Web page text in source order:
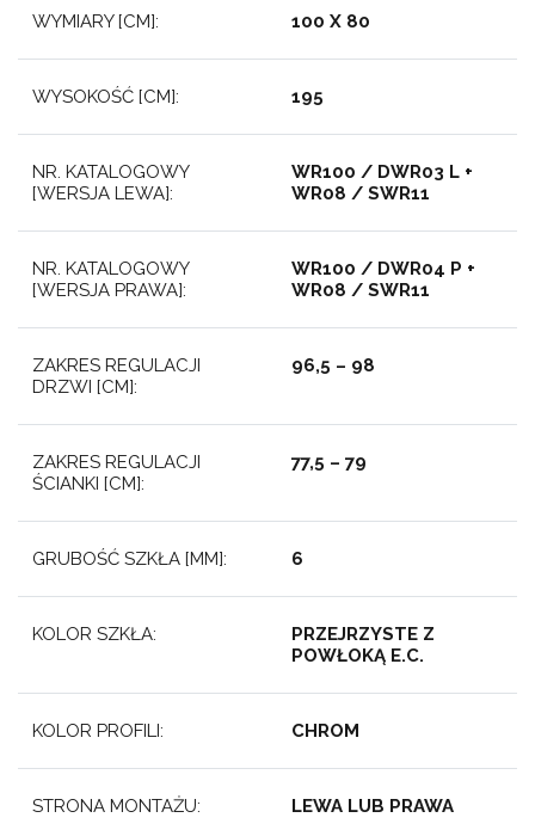
WYMIARY [CM]: 100 X 80
WYSOKOŚĆ [CM]: 195
NR. KATALOGOWY
[WERSJA LEWA]:
WR100 / DWR03 L +
WR08 / SWR11
NR. KATALOGOWY
[WERSJA PRAWA]:
WR100 / DWR04 P +
WR08 / SWR11
ZAKRES REGULACJI
DRZWI [CM]:
96,5 – 98
ZAKRES REGULACJI
ŚCIANKI [CM]:
77,5 – 79
GRUBOŚĆ SZKŁA [MM]: 6
KOLOR SZKŁA:
PRZEJRZYSTE Z
POWŁOKĄ E.C.
KOLOR PROFILI: CHROM
STRONA MONTAŻU: LEWA LUB PRAWA